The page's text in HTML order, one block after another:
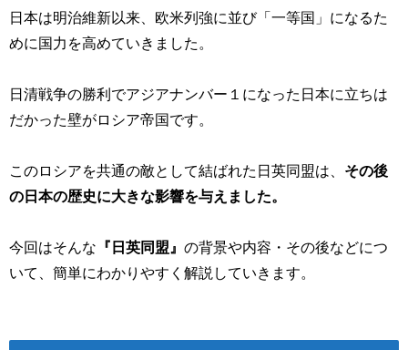
日本は明治維新以来、欧米列強に並び「一等国」になるた
めに国力を高めていきました。
日清戦争の勝利でアジアナンバー１になった日本に立ちは
だかった壁がロシア帝国です。
このロシアを共通の敵として結ばれた日英同盟は、 その後
の日本の歴史に大きな影響を与えました。
今回はそんな 『日英同盟』 の背景や内容・その後などにつ
いて、簡単にわかりやすく解説していきます。